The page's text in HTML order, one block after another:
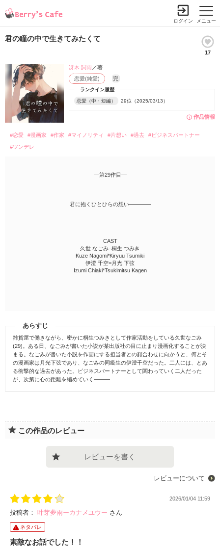
メニュー
ログイン
君の瞳の中で生きてみたくて
17
作品情報
ランクイン履歴
恋愛（中・短編） 29位（2025/03/13）
恋愛(純愛) 完
冴木 詞雨／著
#恋愛 #漫画家 #作家 #マイノリティ #片想い #過去
#ビジネスパートナー
#ツンデレ
―第29作目―
君に抱くひとひらの想い――――
CAST
久世 なごみ=桐生 つみき
Kuze Nagomi*Kiryuu Tsumiki
伊澄 千空=月光 下弦
Izumi Chiaki*Tsukimitsu Kagen
あらすじ
雑貨屋で働きながら、密かに桐生つみきとして作家活動をしている久世なごみ
(29)。ある日、なごみが書いた小説が某出版社の目に止まり漫画化することが決
まる。なごみが書いた小説を作画にする担当者との顔合わせに向かうと、何とそ
の漫画家は月光下弦であり、なごみの同級生の伊澄千空だった。二人には、とあ
る衝撃的な過去があった。ビジネスパートナーとして関わっていく二人だった
が、次第に心の距離を縮めていく―――
この作品のレビュー
レビューを書く
レビューについて
2026/01/04 11:59
投稿者： 叶芽夢雨ーカナメユウー さん
ネタバレ
素敵なお話でした！！